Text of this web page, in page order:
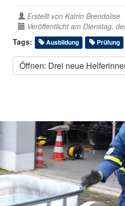
Erstellt von Katrin Brendolise
Veröffentlicht am Dienstag,
Tags:
Ausbildung Prüfung
Öffnen: Drei neue